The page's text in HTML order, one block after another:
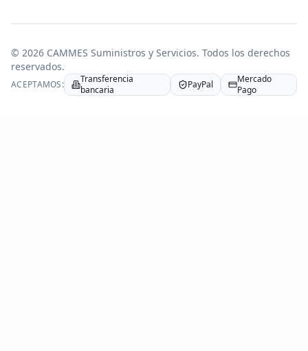
© 2026 CAMMES Suministros y Servicios. Todos los derechos
reservados.
ACEPTAMOS:
Transferencia
bancaria
PayPal
Mercado
Pago